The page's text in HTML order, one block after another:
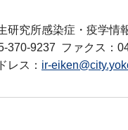
研究所感染症・疫学情
370-9237 ファクス：
レス： ir-